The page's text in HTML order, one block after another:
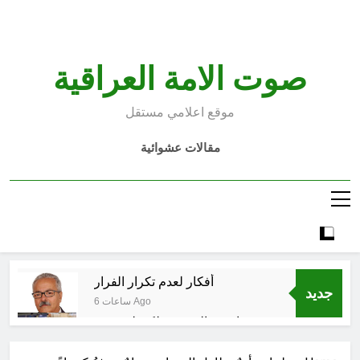
صوت الامة العراقية
موقع اعلامي مستقل
مقالات عشوائية
جديد
أفكار لعدم تكرار الفرار
6 ساعات Ago
انتهت الحرب… لكن لم ينتهي
11 ساعة Ago